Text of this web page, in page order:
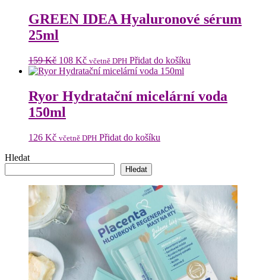
GREEN IDEA Hyaluronové sérum
25ml
159Kč Původní
cena
159 Kč.
108 KčAktuální
cena
108 Kč.
včetně DPH Přidat do košíku
Ryor Hydratační micelární voda
150ml
126 Kč včetně DPH Přidat do košíku
Hledat
Hledat